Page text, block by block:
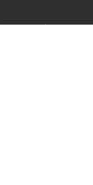
© 2014-2026 vip-